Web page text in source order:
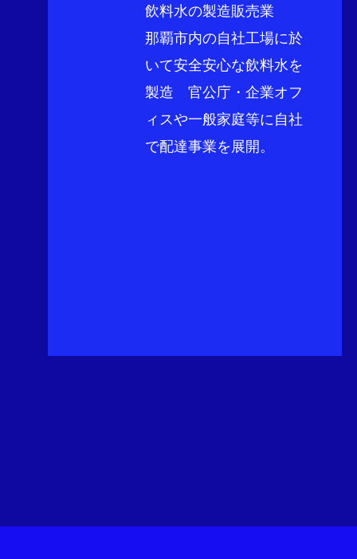
飲料水の製造販売業
​那覇市内の自社工場に於
いて安全安心な飲料水を
製造 官公庁・企業オフ
ィスや一般家庭等に自社
で配達事業を展開。